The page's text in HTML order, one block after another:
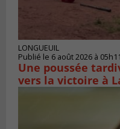
LONGUEUIL
Publié le 6 août 2026 à 05h11
Une poussée
vers la victoire à